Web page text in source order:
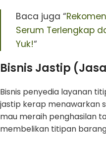
Baca juga “
Serum Terlengkap
Yuk!“
Bisnis Jastip
Bisnis penyedia layanan
jastip kerap menawarkan
mau meraih penghasilan
membelikan titipan